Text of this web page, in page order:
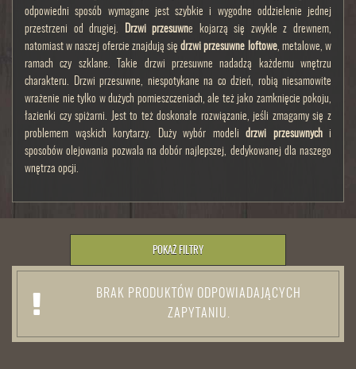
odpowiedni sposób wymagane jest szybkie i wygodne oddzielenie jednej
przestrzeni od drugiej.
Drzwi przesuwne kojarzą się zwykle z drewnem,
natomiast w naszej ofercie znajdują siędrzwi przesuwne loftowe, metalowe, w
ramach czy szklane. Takie drzwi przesuwne nadadzą każdemu wnętrzu
charakteru. Drzwi przesuwne, niespotykane na co dzień, robią niesamowite
wrażenie nie tylko w dużych pomieszczeniach, ale też jako zamknięcie pokoju,
łazienki czy spiżarni. Jest to też doskonałe rozwiązanie, jeśli zmagamy się z
problemem wąskich korytarzy. Duży wybór modeli drzwi przesuwnychi
sposobów olejowania pozwala na dobór najlepszej, dedykowanej dla naszego
wnętrza opcji.
POKAŻ FILTRY
BRAK PRODUKTÓW ODPOWIADAJĄCYCH
ZAPYTANIU.